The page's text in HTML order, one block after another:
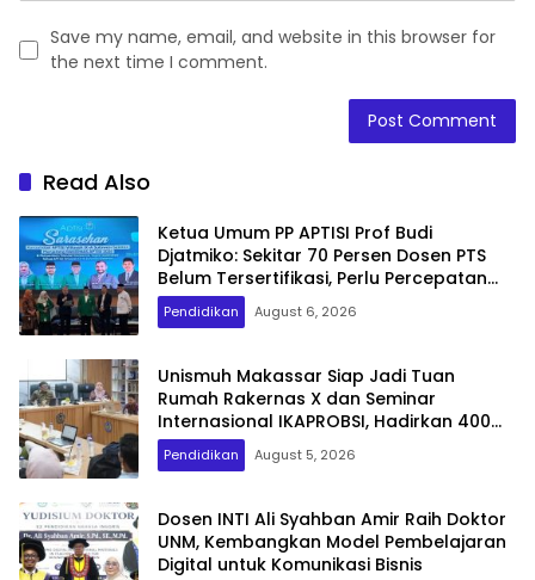
Save my name, email, and website in this browser for
the next time I comment.
Read Also
Ketua Umum PP APTISI Prof Budi
Djatmiko: Sekitar 70 Persen Dosen PTS
Belum Tersertifikasi, Perlu Percepatan
Serdos
Pendidikan August 6, 2026
Unismuh Makassar Siap Jadi Tuan
Rumah Rakernas X dan Seminar
Internasional IKAPROBSI, Hadirkan 400
Peserta dari Dalam dan Luar Negeri
Pendidikan August 5, 2026
Dosen INTI Ali Syahban Amir Raih Doktor
UNM, Kembangkan Model Pembelajaran
Digital untuk Komunikasi Bisnis